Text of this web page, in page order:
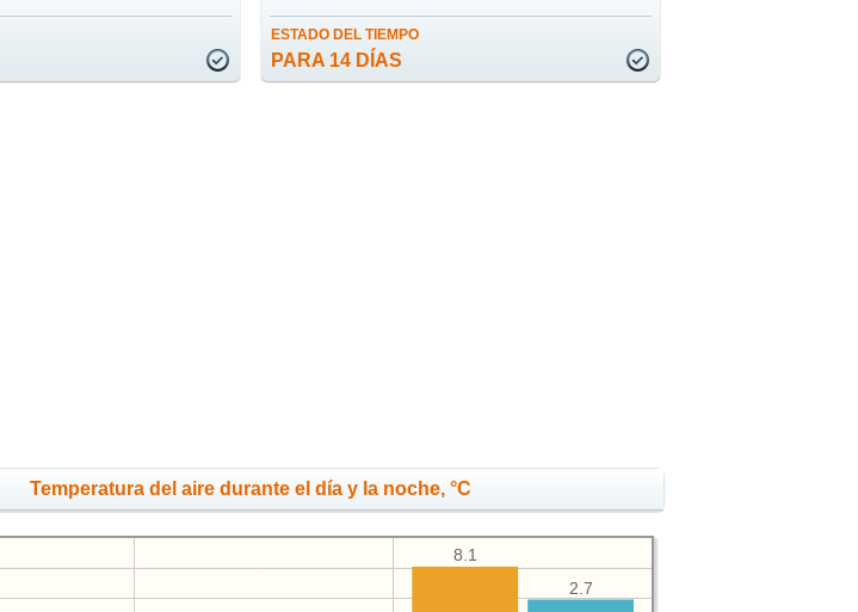
ESTADO DEL TIEMPO
PARA 14 DÍAS
Temperatura del aire durante el día y la noche, °C
8.1
2.7